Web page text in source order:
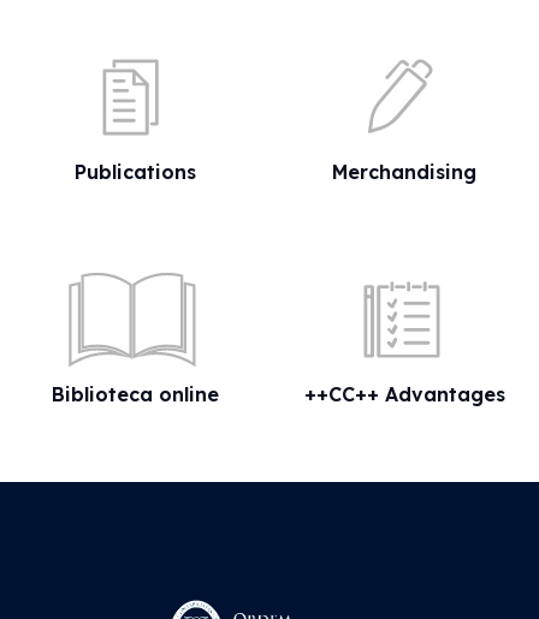
Publications Merchandising
Biblioteca online ++CC++ Advantages